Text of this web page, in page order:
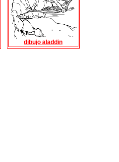
dibujo aladdin